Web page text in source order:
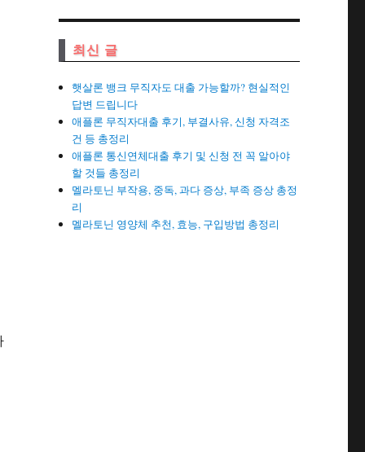
최신 글
햇살론 뱅크 무직자도 대출 가능할까? 현실적인
답변 드립니다
애플론 무직자대출 후기, 부결사유, 신청 자격조
건 등 총정리
애플론 통신연체대출 후기 및 신청 전 꼭 알아야
할 것들 총정리
멜라토닌 부작용, 중독, 과다 증상, 부족 증상 총정
리
멜라토닌 영양체 추천, 효능, 구입방법 총정리